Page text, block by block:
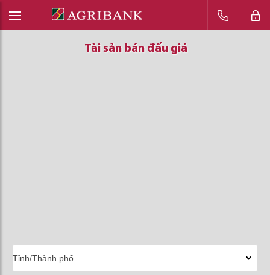
Tài sản bán đấu giá
Tài sản bán đấu giá
Tài sản bán đấu giá